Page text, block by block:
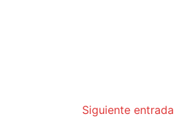
Siguiente entrada